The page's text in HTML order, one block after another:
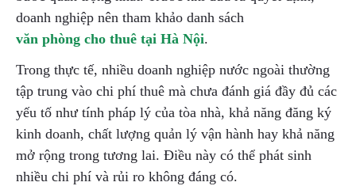
doanh nghiệp nên tham khảo danh sách
văn phòng cho thuê tại Hà Nội.
Trong thực tế, nhiều doanh nghiệp nước ngoài thường
tập trung vào chi phí thuê mà chưa đánh giá đầy đủ các
yếu tố như tính pháp lý của tòa nhà, khả năng đăng ký
kinh doanh, chất lượng quản lý vận hành hay khả năng
mở rộng trong tương lai. Điều này có thể phát sinh
nhiều chi phí và rủi ro không đáng có.